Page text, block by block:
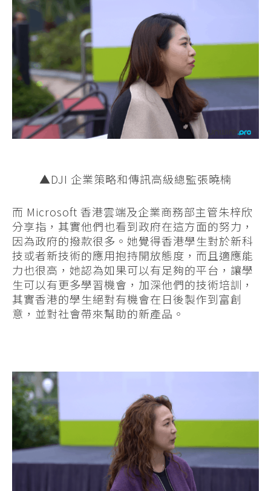
▲DJI 企業策略和傳訊高級總監張曉楠
而 Microsoft 香港雲端及企業商務部主管朱梓欣
分享指，其實他們也看到政府在這方面的努力，
因為政府的撥款很多。她覺得香港學生對於新科
技或者新技術的應用抱持開放態度，而且適應能
力也很高，她認為如果可以有足夠的平台，讓學
生可以有更多學習機會，加深他們的技術培訓，
其實香港的學生絕對有機會在日後製作到富創
意，並對社會帶來幫助的新產品。